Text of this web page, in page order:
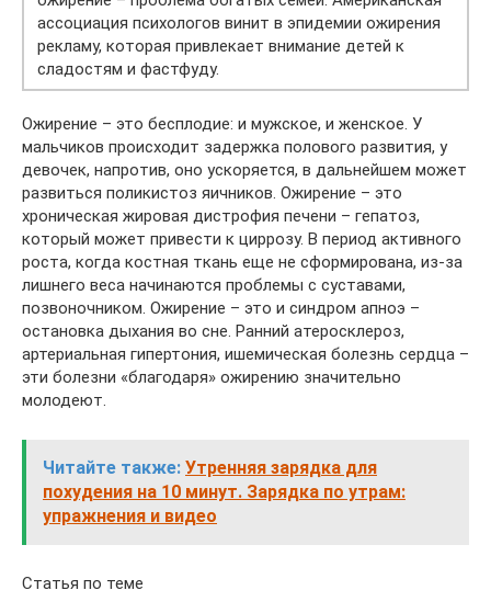
ассоциация психологов винит в эпидемии ожирения
рекламу, которая привлекает внимание детей к
сладостям и фастфуду.
Ожирение – это бесплодие: и мужское, и женское. У
мальчиков происходит задержка полового развития, у
девочек, напротив, оно ускоряется, в дальнейшем может
развиться поликистоз яичников. Ожирение – это
хроническая жировая дистрофия печени – гепатоз,
который может привести к циррозу. В период активного
роста, когда костная ткань еще не сформирована, из-за
лишнего веса начинаются проблемы с суставами,
позвоночником. Ожирение – это и синдром апноэ –
остановка дыхания во сне. Ранний атеросклероз,
артериальная гипертония, ишемическая болезнь сердца –
эти болезни «благодаря» ожирению значительно
молодеют.
Читайте также: Утренняя зарядка для
похудения на 10 минут. Зарядка по утрам:
упражнения и видео
Статья по теме